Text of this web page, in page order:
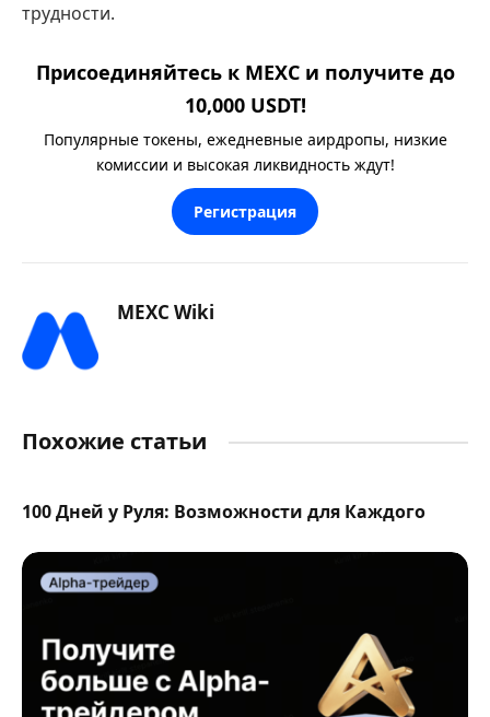
трудности.
Присоединяйтесь к MEXC и получите до
10,000 USDT!
Популярные токены, ежедневные аирдропы, низкие
комиссии и высокая ликвидность ждут!
Регистрация
MEXC Wiki
Похожие статьи
100 Дней у Руля: Возможности для Каждого